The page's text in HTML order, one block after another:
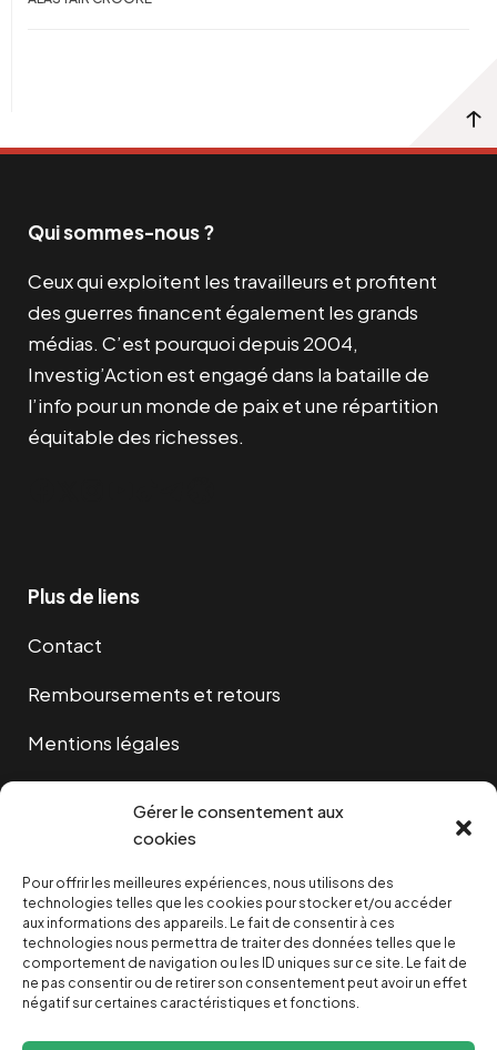
Gérer le consentement aux
cookies
Pour offrir les meilleures expériences, nous utilisons des
technologies telles que les cookies pour stocker et/ou accéder
aux informations des appareils. Le fait de consentir à ces
technologies nous permettra de traiter des données telles que le
comportement de navigation ou les ID uniques sur ce site. Le fait de
ne pas consentir ou de retirer son consentement peut avoir un effet
négatif sur certaines caractéristiques et fonctions.
Qui sommes-nous ?
Ceux qui exploitent les travailleurs et profitent
des guerres financent également les grands
médias. C’est pourquoi depuis 2004,
Investig’Action est engagé dans la bataille de
l’info pour un monde de paix et une répartition
équitable des richesses.
Plus de liens
Contact
Remboursements et retours
Mentions légales
NOUS SOUTENIR
NOTRE NEWSLETTER